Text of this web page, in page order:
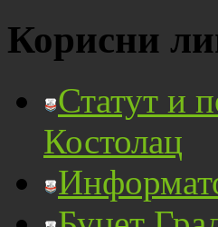
Корисни
Статут и
Костолац